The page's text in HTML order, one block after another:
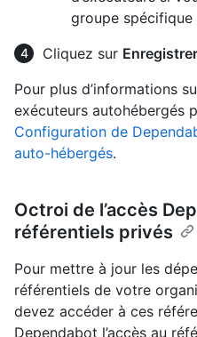
groupe spécifique
Cliquez sur
Pour plus d’informations
exécuteurs autohébergés
Configuration de
auto-hébergés.
Octroi de l’accès
référentiels privés
Pour mettre à jour les
référentiels de votre
devez accéder à ces
Dependabot l’accès au